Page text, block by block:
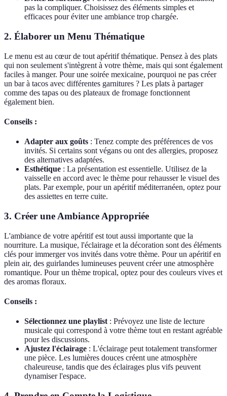
pas la compliquer. Choisissez des éléments simples et
efficaces pour éviter une ambiance trop chargée.
2. Élaborer un Menu Thématique
Le menu est au cœur de tout apéritif thématique. Pensez à des plats
qui non seulement s'intègrent à votre thème, mais qui sont également
faciles à manger. Pour une soirée mexicaine, pourquoi ne pas créer
un bar à tacos avec différentes garnitures ? Les plats à partager
comme des tapas ou des plateaux de fromage fonctionnent
également bien.
Conseils :
Adapter aux goûts : Tenez compte des préférences de vos
invités. Si certains sont végans ou ont des allergies, proposez
des alternatives adaptées.
Esthétique : La présentation est essentielle. Utilisez de la
vaisselle en accord avec le thème pour rehausser le visuel des
plats. Par exemple, pour un apéritif méditerranéen, optez pour
des assiettes en terre cuite.
3. Créer une Ambiance Appropriée
L'ambiance de votre apéritif est tout aussi importante que la
nourriture. La musique, l'éclairage et la décoration sont des éléments
clés pour immerger vos invités dans votre thème. Pour un apéritif en
plein air, des guirlandes lumineuses peuvent créer une atmosphère
romantique. Pour un thème tropical, optez pour des couleurs vives et
des aromas floraux.
Conseils :
Sélectionnez une playlist : Prévoyez une liste de lecture
musicale qui correspond à votre thème tout en restant agréable
pour les discussions.
Ajustez l'éclairage : L'éclairage peut totalement transformer
une pièce. Les lumières douces créent une atmosphère
chaleureuse, tandis que des éclairages plus vifs peuvent
dynamiser l'espace.